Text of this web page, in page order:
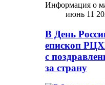
Информация о
июнь 11
В День
епископ
с
за страну